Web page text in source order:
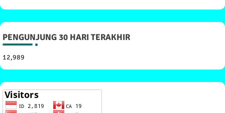
PENGUNJUNG 30 HARI TERAKHIR
12,989